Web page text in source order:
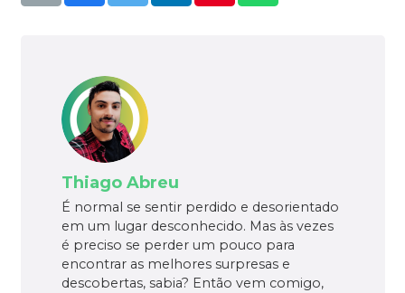
Thiago Abreu
É normal se sentir perdido e desorientado
em um lugar desconhecido. Mas às vezes
é preciso se perder um pouco para
encontrar as melhores surpresas e
descobertas, sabia? Então vem comigo,